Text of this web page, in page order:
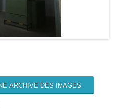
ARCHIVE DES IMAGES